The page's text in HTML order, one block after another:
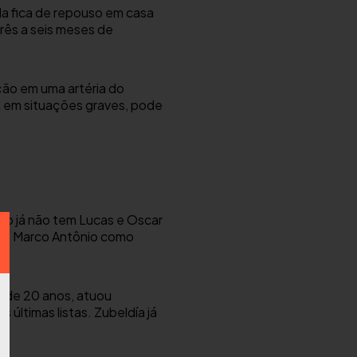
fica de repouso em casa
a seis meses de
em uma artéria do
situações graves, pode
já não tem Lucas e Oscar
Marco Antônio como
de 20 anos, atuou
últimas listas. Zubeldía já